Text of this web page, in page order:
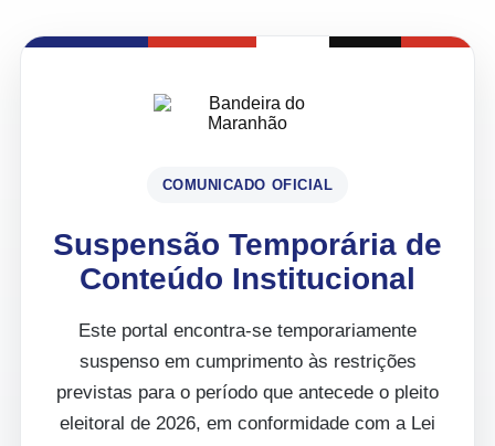
COMUNICADO OFICIAL
Suspensão Temporária de
Conteúdo Institucional
Este portal encontra-se temporariamente
suspenso em cumprimento às restrições
previstas para o período que antecede o pleito
eleitoral de 2026, em conformidade com a Lei